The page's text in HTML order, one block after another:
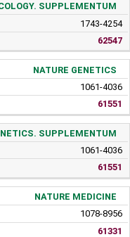
SUPPLEMENTUM
1743-4254
62547
NATURE GENETICS
1061-4036
61551
SUPPLEMENTUM
1061-4036
61551
NATURE MEDICINE
1078-8956
61331